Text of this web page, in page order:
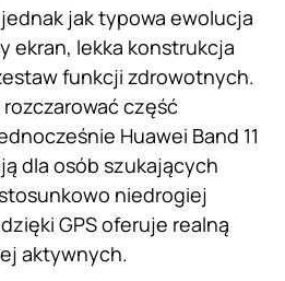
jak typowa ewolucja
ekran, lekka konstrukcja
funkcji zdrowotnych.
część
Huawei Band 11
dla osób szukających
niedrogiej
GPS oferuje realną
aktywnych.